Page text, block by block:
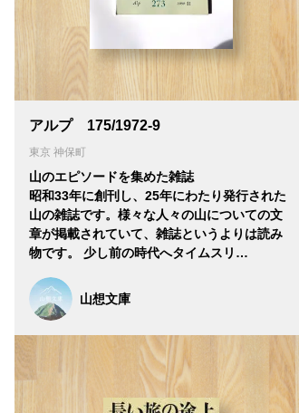
アルプ 175/1972-9
東京 神保町
山のエピソードを集めた雑誌
昭和33年に創刊し、25年にわたり発行された
山の雑誌です。様々な人々の山についての文
章が掲載されていて、雑誌というよりは読み
物です。 少し前の時代へタイムスリ…
山想文庫